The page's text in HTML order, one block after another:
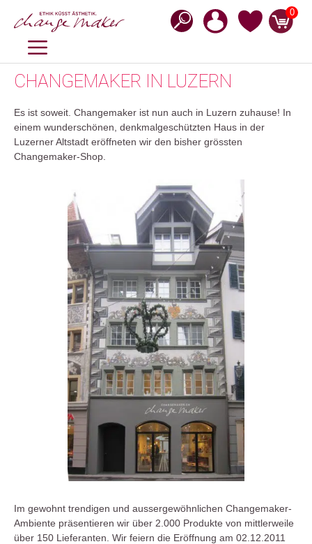
Inhalt
0
MENÜ
CHANGEMAKER IN LUZERN
Es ist soweit. Changemaker ist nun auch in Luzern zuhause! In
einem wunderschönen, denkmalgeschützten Haus in der
Luzerner Altstadt eröffneten wir den bisher grössten
Changemaker-Shop.
Im gewohnt trendigen und aussergewöhnlichen Changemaker-
Ambiente präsentieren wir über 2.000 Produkte von mittlerweile
über 150 Lieferanten. Wir feiern die Eröffnung am 02.12.2011